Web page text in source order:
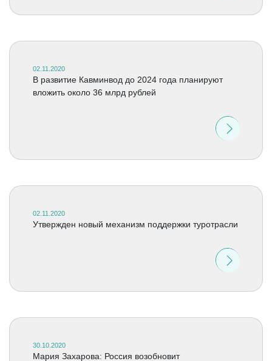
02.11.2020
В развитие Кавминвод до 2024 года планируют
вложить около 36 млрд рублей
02.11.2020
Утвержден новый механизм поддержки туротрасли
30.10.2020
Мария Захарова: Россия возобновит